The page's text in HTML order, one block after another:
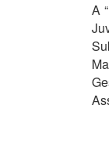
A